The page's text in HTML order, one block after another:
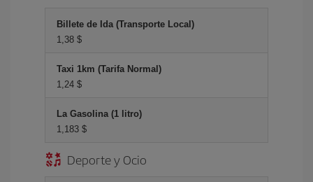
Billete de Ida (Transporte Local)
1,38 $
Taxi 1km (Tarifa Normal)
1,24 $
La Gasolina (1 litro)
1,183 $
Deporte y Ocio